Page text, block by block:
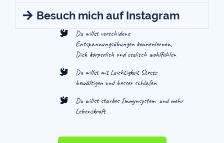
Wann?
immer am 1.Samstag des Monats,
um 11:00Uhr
vom Restaurant Neu Orleans,
Herforderstr. 47-51, 32545 Bad Oeynhausen
Besuch mich auf Instagram
Du willst verschidene
Entspannungsübungen kennenlernen,
Dich körperlich und seelisch wohlfühlen
Du willst mit Leichtigkeit Stress
bewältigen und besser schlafen
Du willst starkes Immynsystem und mehr
Lebenskraft